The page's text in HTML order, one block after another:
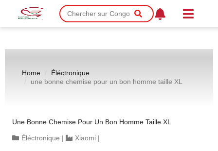
Home
Éléctronique
une bonne chemise pour un bon homme taille XL
Une Bonne Chemise Pour Un Bon Homme Taille XL
Éléctronique | Xiaomi |